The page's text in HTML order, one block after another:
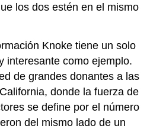
los dos estén en el mismo
Knoke tiene un solo
interesante como ejemplo.
de grandes donantes a las
donde la fuerza de
se define por el número
del mismo lado de un